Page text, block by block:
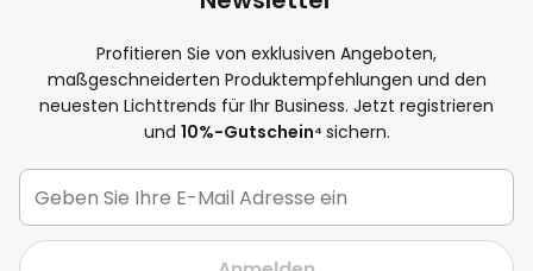
Profitieren Sie von exklusiven Angeboten,
maßgeschneiderten Produktempfehlungen und den
neuesten Lichttrends für Ihr Business. Jetzt registrieren
und 10%-Gutschein⁴ sichern.